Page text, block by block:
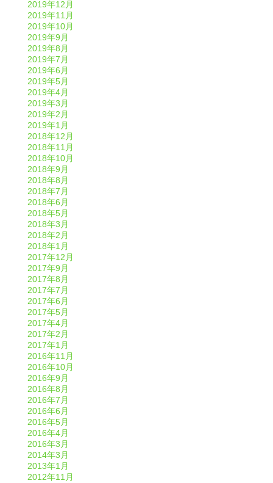
2019年12月
2019年11月
2019年10月
2019年9月
2019年8月
2019年7月
2019年6月
2019年5月
2019年4月
2019年3月
2019年2月
2019年1月
2018年12月
2018年11月
2018年10月
2018年9月
2018年8月
2018年7月
2018年6月
2018年5月
2018年3月
2018年2月
2018年1月
2017年12月
2017年9月
2017年8月
2017年7月
2017年6月
2017年5月
2017年4月
2017年2月
2017年1月
2016年11月
2016年10月
2016年9月
2016年8月
2016年7月
2016年6月
2016年5月
2016年4月
2016年3月
2014年3月
2013年1月
2012年11月